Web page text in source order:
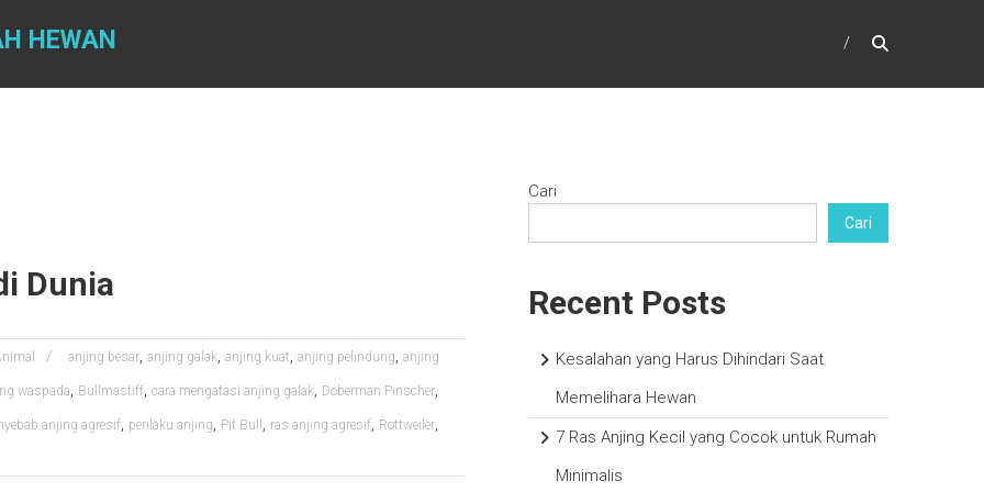
HEWAN
Dunia
anjing besar, anjing galak, anjing kuat, anjing pelindung, anjing
waspada, Bullmastiff, cara mengatasi anjing galak, Doberman Pinscher,
anjing agresif, perilaku anjing, Pit Bull , ras anjing agresif, Rottweiler,
Cari
Cari
Recent Posts
Kesalahan yang Harus Dihindari Saat
Memelihara Hewan
7 Ras Anjing Kecil yang Cocok untuk Rumah
Minimalis